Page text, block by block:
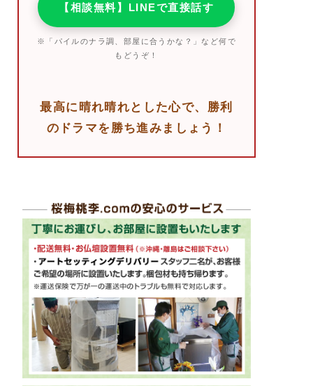
【相談無料】LINEで直接話す
※「パイルのナラ調、部屋に合うかな？」など何で
もどうぞ！
最高に晴れ晴れとした心で、勝利
のドラマを勝ち進みましょう！